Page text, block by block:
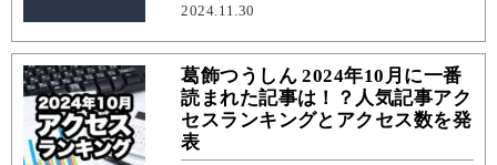
2024.11.30
葛飾つうしん 2024年10月に一番
読まれた記事は！？人気記事アク
セスランキングとアクセス数を発
表